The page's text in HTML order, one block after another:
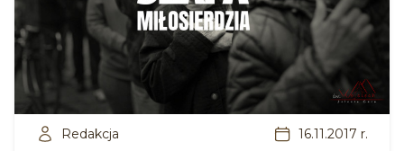
Redakcja 16.11.2017 r.